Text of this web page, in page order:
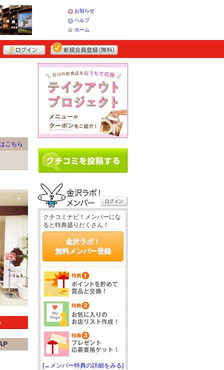
お知らせ
ヘルプ
ホーム
こちら
クチコミナビ！メンバーにな
ると特典盛りだくさん！
金沢ラボ！
無料メンバー登録
[→メンバー特典の詳細をみる]